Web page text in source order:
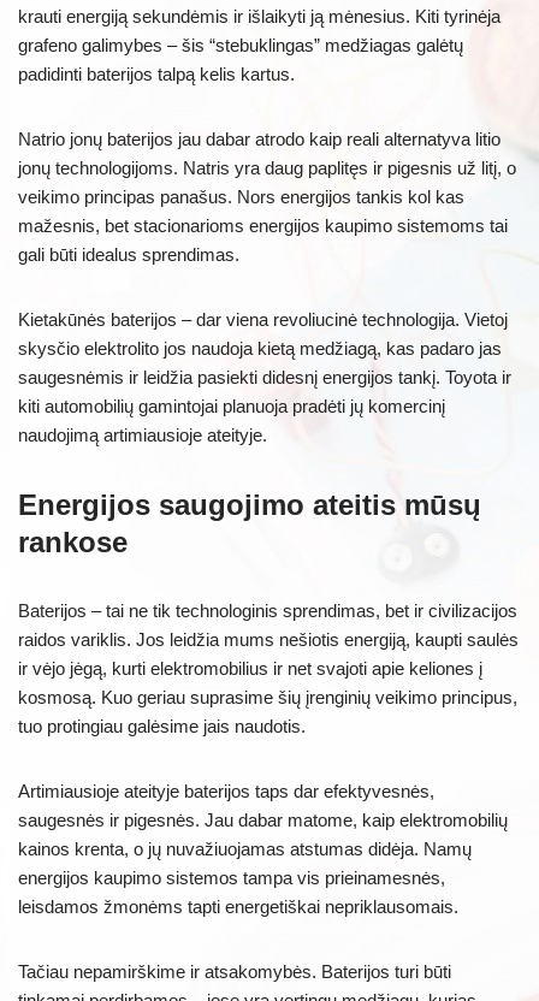
krauti energiją sekundėmis ir išlaikyti ją mėnesius. Kiti tyrinėja
grafeno galimybes – šis “stebuklingas” medžiagas galėtų
padidinti baterijos talpą kelis kartus.
Natrio jonų baterijos jau dabar atrodo kaip reali alternatyva litio
jonų technologijoms. Natris yra daug paplitęs ir pigesnis už litį, o
veikimo principas panašus. Nors energijos tankis kol kas
mažesnis, bet stacionarioms energijos kaupimo sistemoms tai
gali būti idealus sprendimas.
Kietakūnės baterijos – dar viena revoliucinė technologija. Vietoj
skysčio elektrolito jos naudoja kietą medžiagą, kas padaro jas
saugesnėmis ir leidžia pasiekti didesnį energijos tankį. Toyota ir
kiti automobilių gamintojai planuoja pradėti jų komercinį
naudojimą artimiausioje ateityje.
Energijos saugojimo ateitis mūsų
rankose
Baterijos – tai ne tik technologinis sprendimas, bet ir civilizacijos
raidos variklis. Jos leidžia mums nešiotis energiją, kaupti saulės
ir vėjo jėgą, kurti elektromobilius ir net svajoti apie keliones į
kosmosą. Kuo geriau suprasime šių įrenginių veikimo principus,
tuo protingiau galėsime jais naudotis.
Artimiausioje ateityje baterijos taps dar efektyvesnės,
saugesnės ir pigesnės. Jau dabar matome, kaip elektromobilių
kainos krenta, o jų nuvažiuojamas atstumas didėja. Namų
energijos kaupimo sistemos tampa vis prieinamesnės,
leisdamos žmonėms tapti energetiškai nepriklausomais.
Tačiau nepamirškime ir atsakomybės. Baterijos turi būti